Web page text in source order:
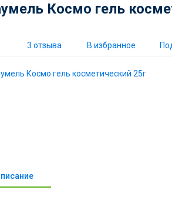
Космо гель
3 отзыва В избранное